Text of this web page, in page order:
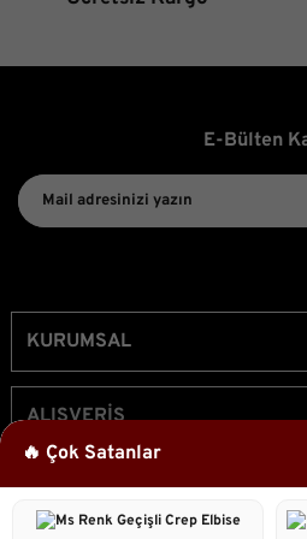
🔥 Çok Satanlar
E-Bülten
KURUMSAL
ALIŞVERİŞ
ÜYELİK